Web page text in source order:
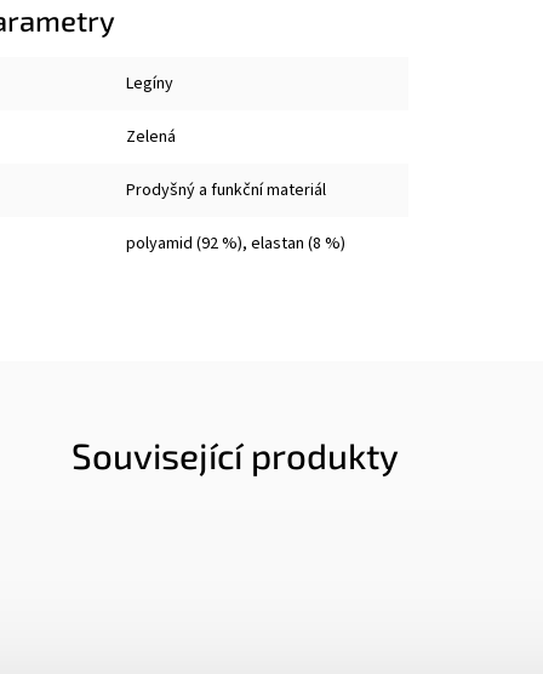
Legíny
Zelená
Prodyšný a funkční materiál
polyamid (92 %), elastan (8 %)
Související produkty